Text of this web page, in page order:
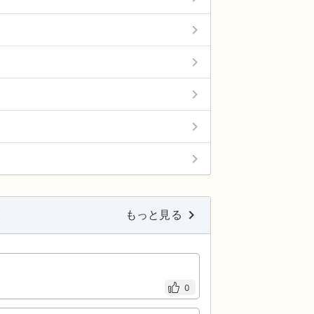
keyboard_arrow_right
keyboard_arrow_right
keyboard_arrow_right
keyboard_arrow_right
keyboard_arrow_right
もっと見る keyboard_arrow_right
0